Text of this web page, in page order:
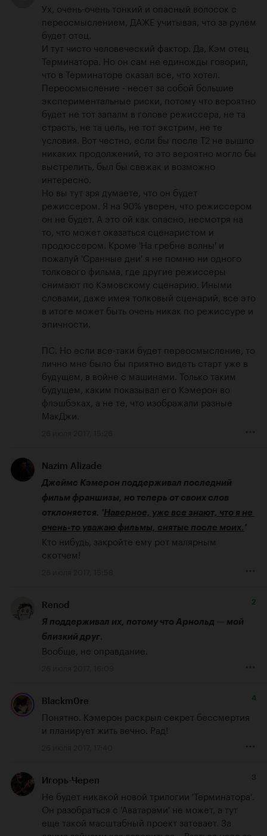
Ух, очень-очень тонкий и опасный волосок с
переосмыслением, ДАЖЕ учитывая, что за рулем
будет отец.
И тут чисто человеческий фактор. Да, Кэм отец
Терминатора. Но он сам не единожды говорил,
что в Терминаторе сказал все, что хотел.
Переосмысление - несет за собой большие
экспериментальные риски, потому что вероятно
будет не тот запалм в голове режиссера, не та
страсть, не та цель, не тот экстрим, не те
условия. Вот честно, если бы после Т2 не вышло
никаких продолжений, то это вероятно могло бы
выстрелить, был бы свежак и возможно
интересно.
Но вы тут зря думаете, что он будет
режиссером. Я на 90% уверен, что режиссером
он не будет. А это ой как опасно, несмотря на
то, что может оказаться сценаристом и
продюссером. Кроме 'На гребне волны' и
пожалуй 'Сранные дни' я не помню ни одного
толкового фильма, где другие режиссеры
снимают по Кэмовскому сценарию. Иными
словами, даже имея толковый сценарий, все это
в итоге может быть очень никак по режиссуре и
эпичности.
ПС. Но если все-таки будет переосмысление, то
лично мне было бы приятно видеть старт уже в
будущем, в войне с машинами. Только таким
будущем, каким показывал его Кэмерон во
флэшбэках, а не те, что изображали разные
МакДжи.
Nazim Alizade
Джеймс Кэмерон поддерживал последний
фильм франшизы, но теперь от своих слов
отклоняется. 'Наверное, уже все знают, что я не
очень-то уважаю фильмы, снятые после моих. '
Кто нибудь, закройте ему рот малярным
скотчем!
Renod 2
Я поддерживал их, потому что Арнольд — мой
близкий друг.
Вообще, не оправдание.
Blackm0re 4
Понятно. Кэмерон раскрыл секрет бессмертия
и планирует жить вечно. Рад!
Игорь-Череп 3
Не будет никакой новой трилогии 'Терминатора'.
Он разобраться с 'Аватарами' не может, а тут
еще такой масштабный проект затевает. За